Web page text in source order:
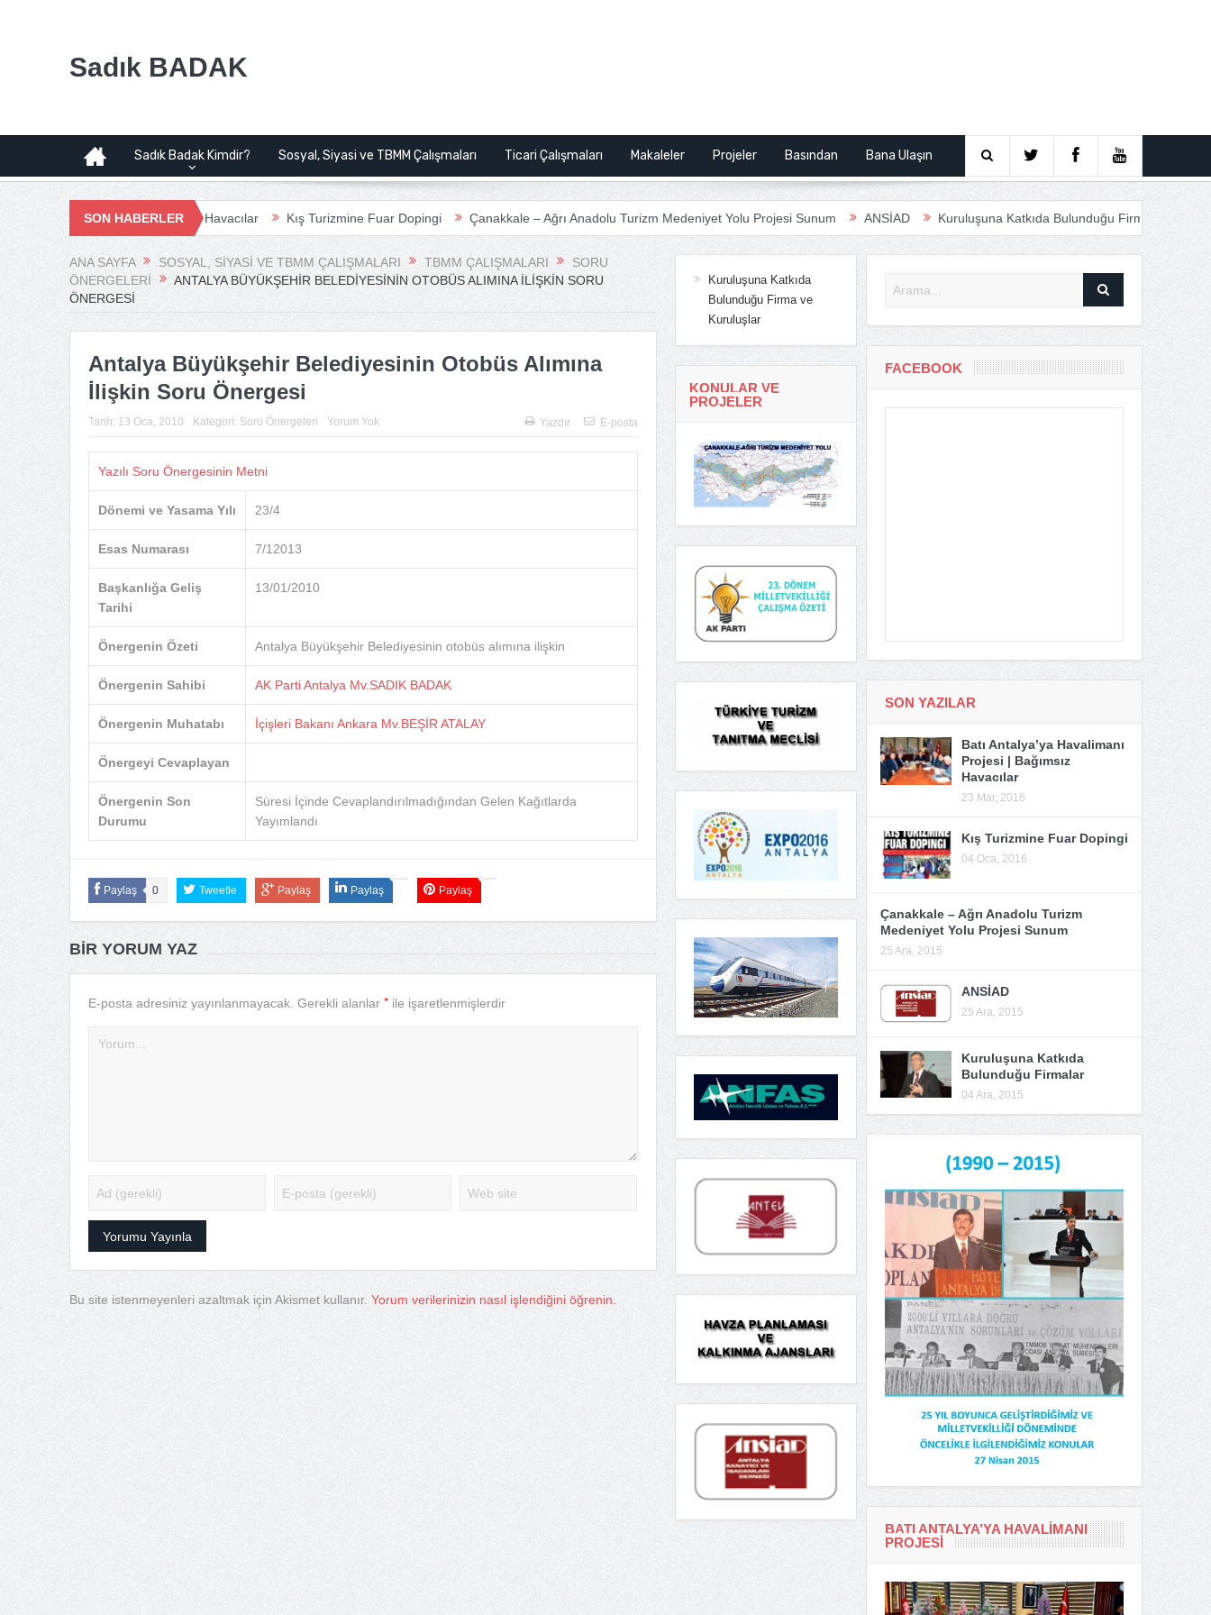
Sadık BADAK
Sadık Badak Kimdir? Sosyal, Siyasi ve TBMM Çalışmaları Ticari Çalışmaları Makaleler Projeler Basından Bana Ulaşın
SON HABERLER
Projesi | Bağımsız Havacılar Kış Turizmine Fuar Dopingi Çanakkale – Ağrı Anadolu Turizm Medeniyet Yolu Projesi Sunum ANSİAD Kuruluşuna Katkıda Bulunduğu Firmalar Anfas
ANA SAYFA SOSYAL, SIYASI VE TBMM ÇALIŞMALARI TBMM ÇALIŞMALARI
SORU
ÖNERGELERI
ANTALYA BÜYÜKŞEHIR BELEDIYESININ OTOBÜS ALIMINA İLIŞKIN SORU
ÖNERGESI
Antalya Büyükşehir Belediyesinin Otobüs Alımına
İlişkin Soru Önergesi
Tarih: 13 Oca, 2010 Kategori: Soru Önergeleri Yorum Yok Yazdır E-posta
Yazılı Soru Önergesinin Metni
Dönemi ve Yasama Yılı 23/4
Esas Numarası 7/12013
Başkanlığa Geliş
Tarihi
13/01/2010
Önergenin Özeti Antalya Büyükşehir Belediyesinin otobüs alımına ilişkin
Önergenin Sahibi AK Parti Antalya Mv.SADIK BADAK
Önergenin Muhatabı İçişleri Bakanı Ankara Mv.BEŞİR ATALAY
Önergeyi Cevaplayan
Önergenin Son
Durumu
Süresi İçinde Cevaplandırılmadığından Gelen Kağıtlarda
Yayımlandı
Paylaş 0 Tweetle Paylaş Paylaş Paylaş
BIR YORUM YAZ
E-posta adresiniz yayınlanmayacak. Gerekli alanlar *ile işaretlenmişlerdir
Bu site istenmeyenleri azaltmak için Akismet kullanır. Yorum verilerinizin nasıl işlendiğini öğrenin.
Kuruluşuna Katkıda
Bulunduğu Firma ve
Kuruluşlar
KONULAR VE
PROJELER
FACEBOOK
SON YAZILAR
Batı Antalya’ya Havalimanı
Projesi | Bağımsız
Havacılar
23 Mar, 2016
Kış Turizmine Fuar Dopingi
04 Oca, 2016
Çanakkale – Ağrı Anadolu Turizm
Medeniyet Yolu Projesi Sunum
25 Ara, 2015
ANSİAD
25 Ara, 2015
Kuruluşuna Katkıda
Bulunduğu Firmalar
04 Ara, 2015
BATI ANTALYA’YA HAVALIMANI
PROJESI